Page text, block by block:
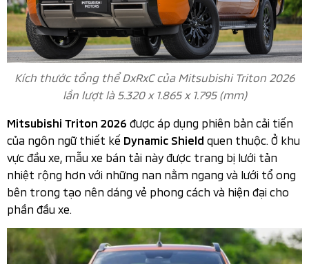
Kích thước tổng thể DxRxC của Mitsubishi Triton 2026
lần lượt là 5.320 x 1.865 x 1.795 (mm)
Mitsubishi Triton 2026 được áp dụng phiên bản cải tiến
của ngôn ngữ thiết kế Dynamic Shield quen thuộc. Ở khu
vực đầu xe, mẫu xe bán tải này được trang bị lưới tản
nhiệt rộng hơn với những nan nằm ngang và lưới tổ ong
bên trong tạo nên dáng vẻ phong cách và hiện đại cho
phần đầu xe.